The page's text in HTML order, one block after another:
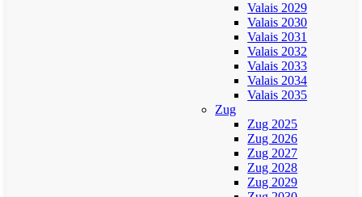
Valais 2029
Valais 2030
Valais 2031
Valais 2032
Valais 2033
Valais 2034
Valais 2035
Zug
Zug 2025
Zug 2026
Zug 2027
Zug 2028
Zug 2029